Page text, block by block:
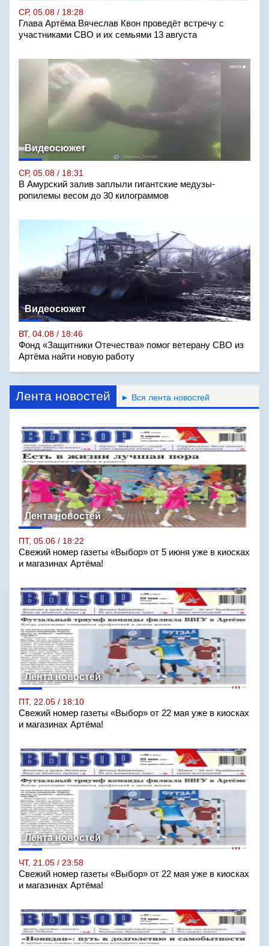
СР, 05.08 / 18:28
Глава Артёма Вячеслав Квон проведёт встречу с
участниками СВО и их семьями 13 августа
Видеосюжет
СР, 05.08 / 18:31
В Амурский залив заплыли гигантские медузы-
ропилемы весом до 30 килограммов
Видеосюжет
ВТ, 04.08 / 18:46
Фонд «Защитники Отечества» помог ветерану СВО из
Артёма найти новую работу
Лента новостей ► Вся лента новостей
Лента новостей
ПТ, 05.06 / 18:22
Свежий номер газеты «Выбор» от 5 июня уже в киосках
и магазинах Артёма!
Лента новостей
ПТ, 22.05 / 18:10
Свежий номер газеты «Выбор» от 22 мая уже в киосках
и магазинах Артёма!
Лента новостей
ЧТ, 21.05 / 23:58
Свежий номер газеты «Выбор» от 22 мая уже в киосках
и магазинах Артёма!